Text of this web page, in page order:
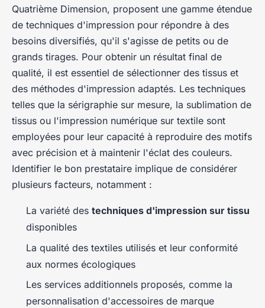
Quatrième Dimension, proposent une gamme étendue
de techniques d'impression pour répondre à des
besoins diversifiés, qu'il s'agisse de petits ou de
grands tirages. Pour obtenir un résultat final de
qualité, il est essentiel de sélectionner des tissus et
des méthodes d'impression adaptés. Les techniques
telles que la sérigraphie sur mesure, la sublimation de
tissus ou l'impression numérique sur textile sont
employées pour leur capacité à reproduire des motifs
avec précision et à maintenir l'éclat des couleurs.
Identifier le bon prestataire implique de considérer
plusieurs facteurs, notamment :
La variété des techniques d'impression sur tissu
disponibles
La qualité des textiles utilisés et leur conformité
aux normes écologiques
Les services additionnels proposés, comme la
personnalisation d'accessoires de marque